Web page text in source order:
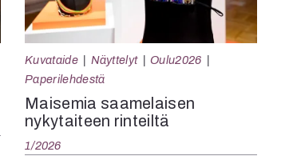
Kuvataide Näyttelyt
Oulu2026
Paperilehdestä
Maisemia saamelaisen
nykytaiteen rinteiltä
1/2026